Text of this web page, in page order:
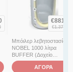
€881,00
€1.376,00
Μπόιλερ λεβητοστασίου
NOBEL 1000 λίτρα
BUFFER (Δοχείο
αδρανείας χωρίς σμάλτο)
χωρίς εναλλάκτη
ΑΓΟΡΑ